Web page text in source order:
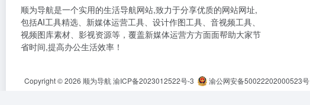
顺为导航是一个实用的生活导航网站,致力于分享优质的网站网址,
包括AI工具精选、新媒体运营工具、设计作图工具、音视频工具、
视频图库素材、影视资源等，覆盖新媒体运营方方面面帮助大家节
省时间,提高办公生活效率！
Copyright © 2026 顺为导航渝ICP备2023012522号-3 渝公网安备50022202000523号